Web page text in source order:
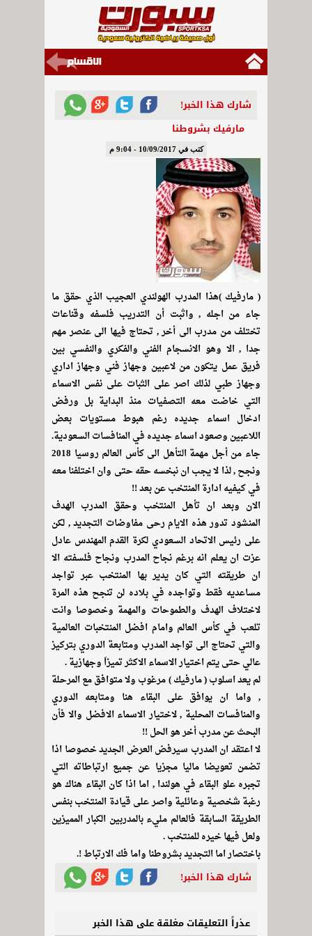
شارك هذا الخبر!
مارفيك بشروطنا
كتب في 10/09/2017 - 9:04 م
( مارفيك )هذا المدرب الهولندي العجيب الذي حقق ما
جاء من اجله , واثبت أن التدريب فلسفه وقناعات
تختلف من مدرب الى أخر , تحتاج فيها الى عنصر مهم
جدا , الا وهو الانسجام الفني والفكري والنفسي بين
فريق عمل يتكون من لاعبين وجهاز فني وجهاز اداري
وجهاز طبي لذلك اصر على الثبات على نفس الاسماء
التي خاضت معه التصفيات منذ البداية بل ورفض
ادخال اسماء جديده رغم هبوط مستويات بعض
اللاعبين وصعود اسماء جديده في المنافسات السعودية.
جاء من أجل مهمة التأهل الى كأس العالم روسيا 2018
ونجح , لذا لا يجب ان نبخسه حقه حتى وان اختلفنا معه
في كيفيه ادارة المنتخب عن بعد !!
الان وبعد ان تأهل المنتخب وحقق المدرب الهدف
المنشود تدور هذه الايام رحى مفاوضات التجديد , لكن
على رئيس الاتحاد السعودي لكرة القدم المهندس عادل
عزت ان يعلم انه برغم نجاح المدرب ونجاح فلسفته الا
ان طريقته التي كان يدير بها المنتخب عبر تواجد
مساعديه فقط وتواجده في بلاده لن تنجح هذه المرة
لاختلاف الهدف والطموحات والمهمة وخصوصا وانت
تلعب في كأس العالم وامام افضل المنتخبات العالمية
والتي تحتاج الى تواجد المدرب ومتابعة الدوري بتركيز
عالي حتى يتم اختيار الاسماء الاكثر تميزاَ وجهازية .
لم يعد اسلوب ( مارفيك ) مرغوب ولا متوافق مع المرحلة
, واما ان يوافق على البقاء هنا ومتابعه الدوري
والمنافسات المحلية , لاختيار الاسماء الافضل والا فأن
البحث عن مدرب أخر هو الحل !!
لا اعتقد ان المدرب سيرفض العرض الجديد خصوصا اذا
تضمن تعويضا ماليا مجزيا عن جميع ارتباطاته التي
تجبره علو البقاء في هولندا , اما اذا كان البقاء هناك هو
رغبة شخصية وعائلية واصر على قيادة المنتخب بنفس
الطريقة السابقة فالعالم مليء بالمدربين الكبار المميزين
ولعل فيها خيره للمنتخب .
باختصار اما التجديد بشروطنا واما فك الارتباط !.
شارك هذا الخبر!
عذراً التعليقات مغلقة على هذا الخبر